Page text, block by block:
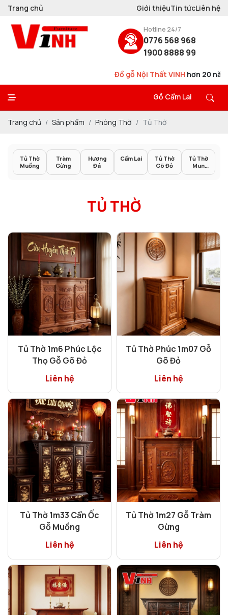
Trang chủ Giới thiệuTin tứcLiên hệ
Hotline 24/7
0776 568 968
1900 8888 99
Đồ gỗ Nội Thất VINHhơn 20 nămThiết
Gỗ Cẩm Lai
Trang chủ Sản phẩm Phòng Thờ Tủ Thờ
Tủ Thờ
Muồng
Tràm
Gừng
Hương
Đá
Cẩm Lai
Tủ Thờ
Gõ Đỏ
Tủ Thờ
Mun
TỦ THỜ
Tủ Thờ 1m6 Phúc Lộc
Thọ Gỗ Gõ Đỏ
Liên hệ
Tủ Thờ Phúc 1m07 Gỗ
Gõ Đỏ
Liên hệ
Tủ Thờ 1m33 Cẩn Ốc
Gỗ Muồng
Liên hệ
Tủ Thờ 1m27 Gỗ Tràm
Gừng
Liên hệ